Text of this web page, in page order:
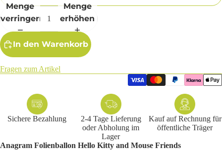
Menge
verringern
Menge
erhöhen
In den Warenkorb
Fragen zum Artikel
Sichere Bezahlung
2-4 Tage Lieferung
oder Abholung im
Lager
Kauf auf Rechnung für
öffentliche Träger
Anagram Folienballon Hello Kitty and Mouse Friends